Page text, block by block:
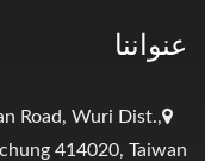
عنواننا
Road, Wuri Dist.,
414020, Taiwan